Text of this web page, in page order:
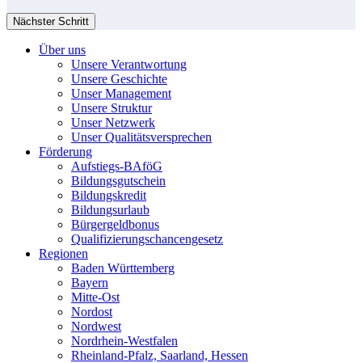
Nächster Schritt
Über uns
Unsere Verantwortung
Unsere Geschichte
Unser Management
Unsere Struktur
Unser Netzwerk
Unser Qualitätsversprechen
Förderung
Aufstiegs-BAföG
Bildungsgutschein
Bildungskredit
Bildungsurlaub
Bürgergeldbonus
Qualifizierungschancengesetz
Regionen
Baden Württemberg
Bayern
Mitte-Ost
Nordost
Nordwest
Nordrhein-Westfalen
Rheinland-Pfalz, Saarland, Hessen